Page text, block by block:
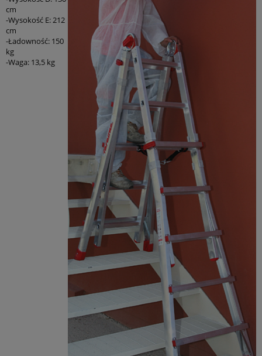
cm
-Wysokość E: 212
cm
-Ładowność: 150
kg
-Waga: 13,5 kg
Imię i nazwisko:
Miejscowość:
Adres E-Mail:
Osobą fizyczną
Instytucją budżetową
Nazwa produktu: